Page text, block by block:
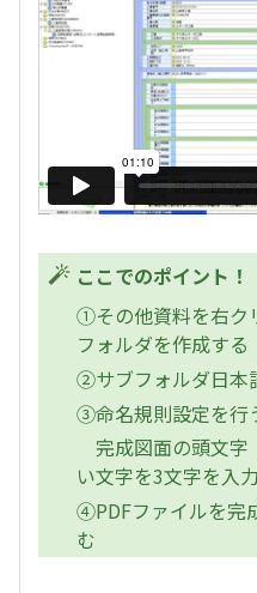
ここでのポイント！
①その他資料を右ク
フォルダを作成する
②サブフォルダ日本
③命名規則設定を行
完成図面の頭文字
い文字を3文字を入力
④PDFファイルを完
む